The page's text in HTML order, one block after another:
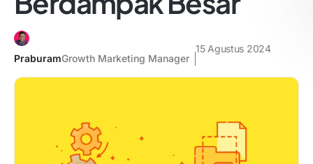
PraburamGrowth Marketing Manager
15 Agustus 2024